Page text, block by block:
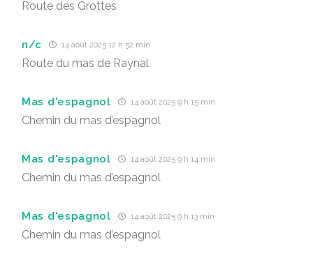
Route des Grottes
n/c 14 août 2025 12 h 52 min
Route du mas de Raynal
Mas d'espagnol 14 août 2025 9 h 15 min
Chemin du mas d’espagnol
Mas d'espagnol 14 août 2025 9 h 14 min
Chemin du mas d’espagnol
Mas d'espagnol 14 août 2025 9 h 13 min
Chemin du mas d’espagnol